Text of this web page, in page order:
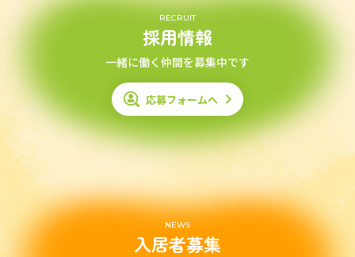
RECRUIT
採用情報
一緒に働く仲間を募集中です
応募フォームへ
NEWS
入居者募集